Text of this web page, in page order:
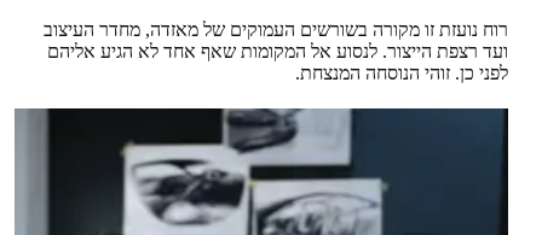
רוח נועזת זו מקורה בשורשים העמוקים של מאזדה, מחדר העיצוב
ועד רצפת הייצור. לנסוע אל המקומות שאף אחד לא הגיע אליהם
לפני כן. זוהי הנוסחה המנצחת.